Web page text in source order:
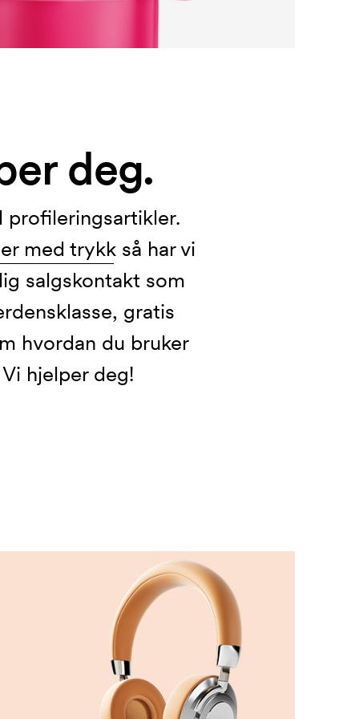
deg.
profileringsartikler.
med trykkså har vi
salgskontakt som
gratis
hvordan du bruker
hjelper deg!